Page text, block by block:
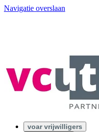
Navigatie overslaan
voar vrijwilligers